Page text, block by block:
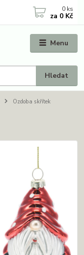
Menu
Hledat
0 ks
za 0 Kč
Ozdoba skřítek